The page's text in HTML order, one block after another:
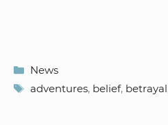
Kategorien
News
Schlagwörter
adventures, belief, betrayal